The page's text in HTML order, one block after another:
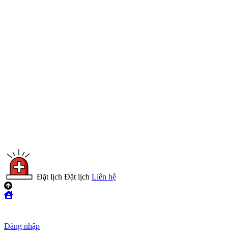
Đặt lịch Đặt lịch Liên hệ
Đăng nhập